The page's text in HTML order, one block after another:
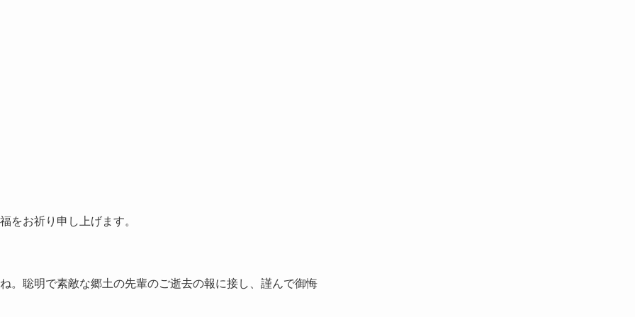
をお祈り申し上げます。
。聡明で素敵な郷土の先輩のご逝去の報に接し、謹んで御悔